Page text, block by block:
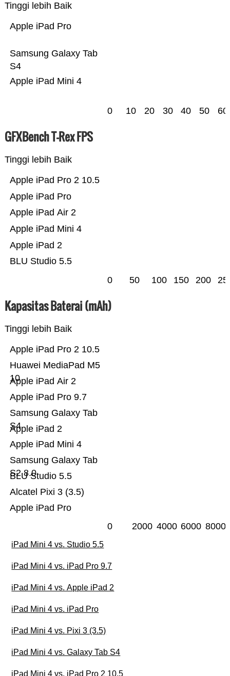
Tinggi lebih Baik
Apple iPad Mini 4
Samsung Galaxy Tab
S4
Apple iPad Pro
0 10 20 30 40 50 60
GFXBench T-Rex FPS
Tinggi lebih Baik
BLU Studio 5.5
Apple iPad 2
Apple iPad Mini 4
Apple iPad Air 2
Apple iPad Pro
Apple iPad Pro 2 10.5
0 50 100 150 200
Kapasitas Baterai (mAh)
Tinggi lebih Baik
Apple iPad Pro
Alcatel Pixi 3 (3.5)
BLU Studio 5.5
Samsung Galaxy Tab
S2 8.0
Apple iPad Mini 4
Apple iPad 2
Samsung Galaxy Tab
S4
Apple iPad Pro 9.7
Apple iPad Air 2
Huawei MediaPad M5
10
Apple iPad Pro 2 10.5
0 2000 4000 6000 8000
iPad Mini 4 vs. Studio 5.5
iPad Mini 4 vs. iPad Pro 9.7
iPad Mini 4 vs. Apple iPad 2
iPad Mini 4 vs. iPad Pro
iPad Mini 4 vs. Pixi 3 (3.5)
iPad Mini 4 vs. Galaxy Tab S4
iPad Mini 4 vs. iPad Pro 2 10.5